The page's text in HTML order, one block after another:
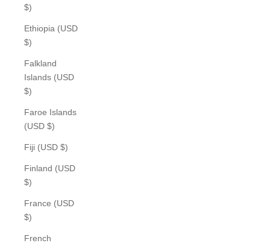
$)
Ethiopia (USD
$)
Falkland
Islands (USD
$)
Faroe Islands
(USD $)
Fiji (USD $)
Finland (USD
$)
France (USD
$)
French